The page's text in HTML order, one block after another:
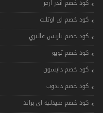
كود خصم اندر ارمر
كود خصم اي اوتلت
كود خصم باريس غاليري
كود خصم تويو
كود خصم دايسون
كود خصم دبدوب
كود خصم صيدلية اي براند